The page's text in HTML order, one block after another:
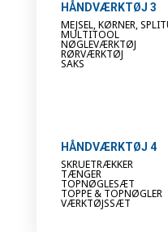
HÅNDVÆRKTØJ 3
MEJSEL, KØRNER,
MULTITOOL
NØGLEVÆRKTØJ
RØRVÆRKTØJ
SAKS
HÅNDVÆRKTØJ 4
SKRUETRÆKKER
TÆNGER
TOPNØGLESÆT
TOPPE & TOPNØGLER
VÆRKTØJSSÆT